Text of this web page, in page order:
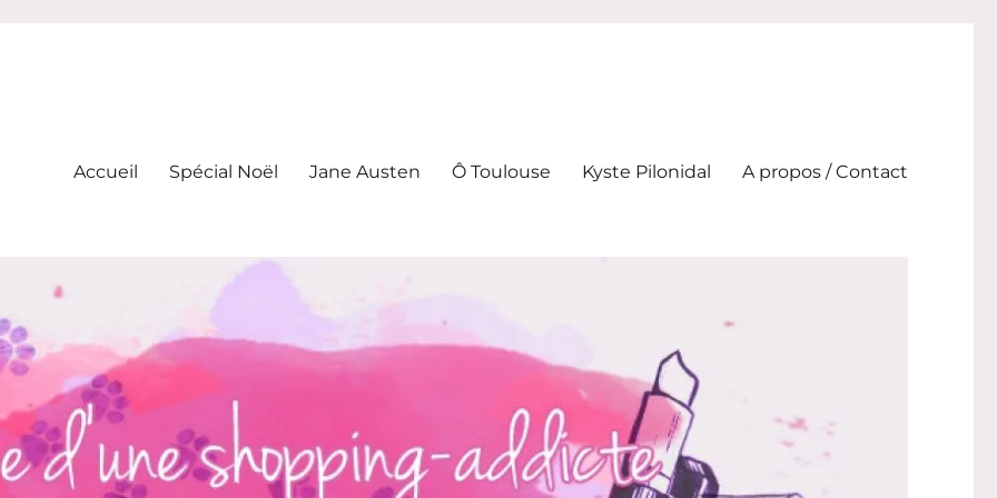
Accueil Spécial Noël Jane Austen Ô Toulouse Kyste Pilonidal A propos / Contact